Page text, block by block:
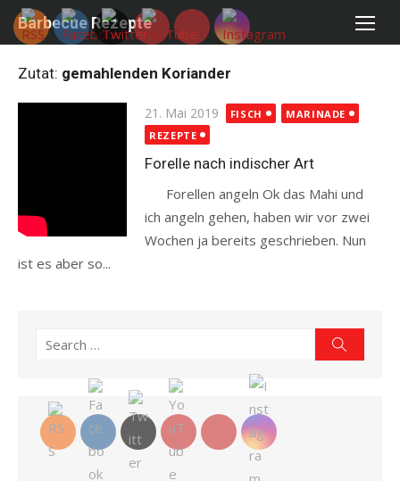
Skip
Barbecue Rezepte
Zutat: gemahlenden Koriander
Posted
on
21. Mai 2019 FISCH
MARINADE
REZEPTE
Forelle nach indischer Art
Forellen angeln Ok das Mahi und
ich angeln gehen, haben wir vor zwei
Wochen ja bereits geschrieben. Nun
ist es aber so...
Search